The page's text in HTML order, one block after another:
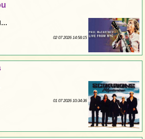
02 07 2026 14:58:15
01 07 2026 10:34:36